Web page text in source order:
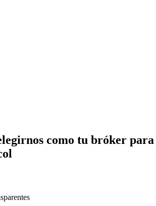
como tu bróker para